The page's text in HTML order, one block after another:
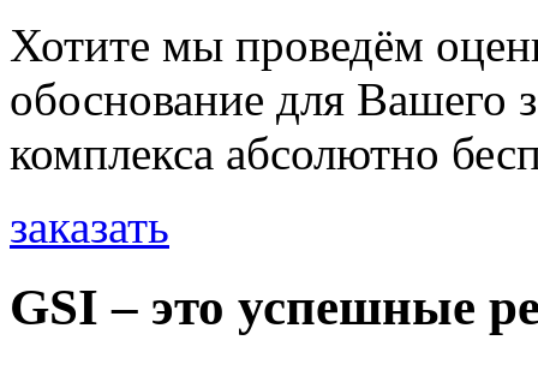
Хотите мы проведём
обоснование для Вашего
комплекса абсолютно
заказать
GSI – это успешные